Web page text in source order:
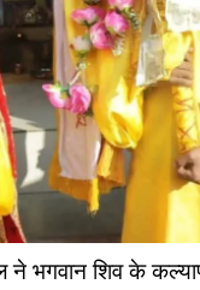
ने भगवान शिव के